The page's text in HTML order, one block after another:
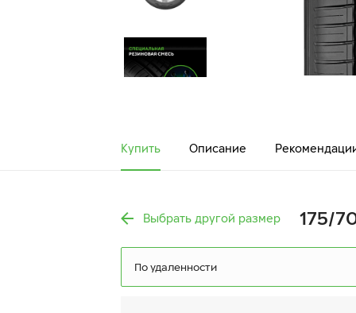
Купить Описание
Выбрать другой размер 175/
По удаленности